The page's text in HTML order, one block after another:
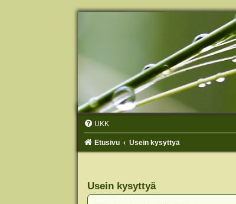
UKK
Etusivu Usein kysyttyä
Usein kysyttyä